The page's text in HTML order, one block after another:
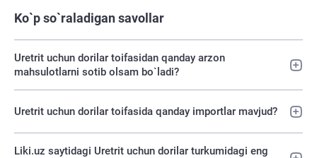
Ko`p so`raladigan savollar
Uretrit uchun dorilar toifasidan qanday arzon
mahsulotlarni sotib olsam bo`ladi?
Uretrit uchun dorilar toifasida qanday importlar mavjud?
Liki.uz saytidagi Uretrit uchun dorilar turkumidagi eng